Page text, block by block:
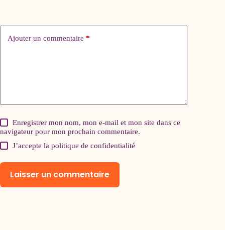
Ajouter un commentaire *
Enregistrer mon nom, mon e-mail et mon site dans ce
navigateur pour mon prochain commentaire.
J’accepte lapolitique de confidentialité
Laisser un commentaire